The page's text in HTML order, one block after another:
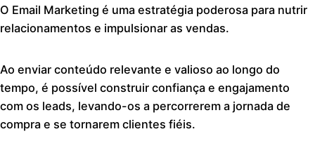
O Email Marketing é uma estratégia poderosa para nutrir
relacionamentos e impulsionar as vendas.
Ao enviar conteúdo relevante e valioso ao longo do
tempo, é possível construir confiança e engajamento
com os leads, levando-os a percorrerem a jornada de
compra e se tornarem clientes fiéis.